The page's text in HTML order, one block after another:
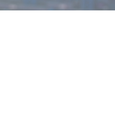
Vibration
Optical
Ultrasonic